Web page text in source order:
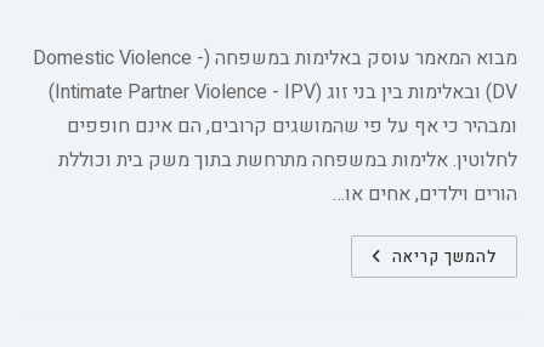
מבוא המאמר עוסק באלימות במשפחה (Domestic Violence -
DV) ובאלימות בין בני זוג (Intimate Partner Violence - IPV)
ומבהיר כי אף על פי שהמושגים קרובים, הם אינם חופפים
לחלוטין. אלימות במשפחה מתרחשת בתוך משק בית וכוללת
הורים וילדים, אחים או…
להמשך קריאהאלימות
במשפחה